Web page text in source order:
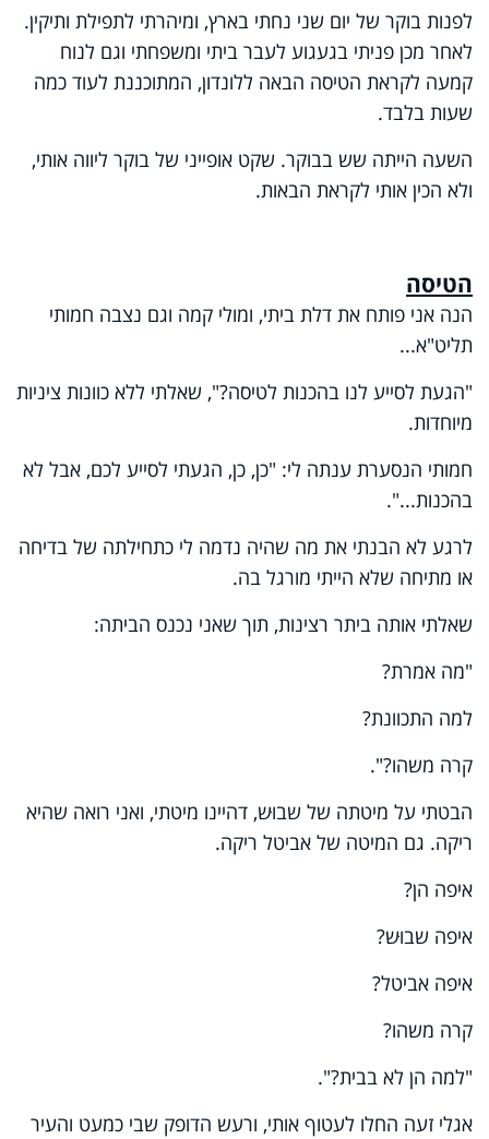
לפנות בוקר של יום שני נחתי בארץ, ומיהרתי לתפילת ותיקין.
לאחר מכן פניתי בגעגוע לעבר ביתי ומשפחתי וגם לנוח
קמעה לקראת הטיסה הבאה ללונדון, המתוכננת לעוד כמה
שעות בלבד.
השעה הייתה שש בבוקר. שקט אופייני של בוקר ליווה אותי,
ולא הכין אותי לקראת הבאות.
הטיסה
הנה אני פותח את דלת ביתי, ומולי קמה וגם נצבה חמותי
תליט"א...
"הגעת לסייע לנו בהכנות לטיסה?", שאלתי ללא כוונות ציניות
מיוחדות.
חמותי הנסערת ענתה לי: "כן, כן, הגעתי לסייע לכם, אבל לא
בהכנות...".
לרגע לא הבנתי את מה שהיה נדמה לי כתחילתה של בדיחה
או מתיחה שלא הייתי מורגל בה.
שאלתי אותה ביתר רצינות, תוך שאני נכנס הביתה:
"מה אמרת?
למה התכוונת?
קרה משהו?".
הבטתי על מיטתה של שבוּש, דהיינו מיטתי, ואני רואה שהיא
ריקה. גם המיטה של אביטל ריקה.
איפה הן?
איפה שבוּש?
איפה אביטל?
קרה משהו?
"למה הן לא בבית?".
אגלי זעה החלו לעטוף אותי, ורעש הדופק שבי כמעט והעיר